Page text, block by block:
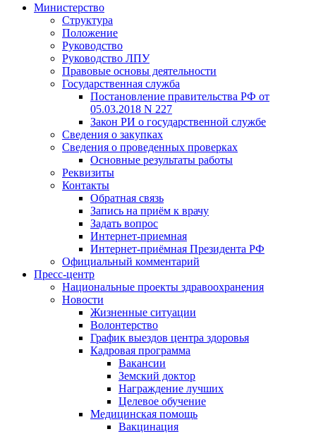
Министерство
Структура
Положение
Руководство
Руководство ЛПУ
Правовые основы деятельности
Государственная служба
Постановление правительства РФ от
05.03.2018 N 227
Закон РИ о государственной службе
Сведения о закупках
Сведения о проведенных проверках
Основные результаты работы
Реквизиты
Контакты
Обратная связь
Запись на приём к врачу
Задать вопрос
Интернет-приемная
Интернет-приёмная Президента РФ
Официальный комментарий
Пресс-центр
Национальные проекты здравоохранения
Новости
Жизненные ситуации
Волонтерство
График выездов центра здоровья
Кадровая программа
Вакансии
Земский доктор
Награждение лучших
Целевое обучение
Медицинская помощь
Вакцинация